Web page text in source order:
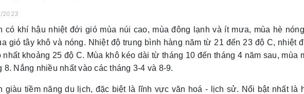
2023
có khí hậu nhiệt đới gió mùa núi cao, mùa đông lạnh và ít mưa, mùa hè
gió tây khô và nóng. Nhiệt độ trung bình hàng năm từ 21 đến 23 độ C, nhiệt
nhất khoảng 25 độ C. Mùa khô kéo dài từ tháng 10 đến tháng 4 năm sau,
8. Nắng nhiều nhất vào các tháng 3-4 và 8-9.
giàu tiềm năng du lịch, đặc biệt là lĩnh vực văn hoá - lịch sử. Nổi bật nhất là